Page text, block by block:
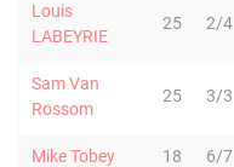
Louis
LABEYRIE
25 2/4
Sam Van
Rossom
25 3/3
Mike Tobey 18 6/7